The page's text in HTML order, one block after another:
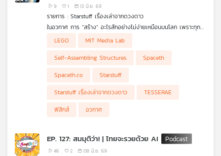
9 1 13 มิ.ย. 69
รายการ : Starstuff เรื่องเล่าจากดวงดาว
ในอวกาศ การ “สร้าง” อะไรสักอย่างไม่ง่ายเหมือนบนโลก เพราะทุก
ค่อยกางออกในที่ที่ไม่มีใครเอาประแจขึ้นไปช่วยขันได้ง่าย ๆ แต่ถ้า
โครงสร้างในอวกาศ “ประกอบตัวเอง” ได้ล่ะ
ตอนนี้ชวนคุยเรื่อง Self-Assembling Structures หรือโครงสร้างที่
สามารถจัดเรียงและประกอบตัวเองในอวกาศ หนึ่งในแนวคิดที่น่าสนใจ
คือ TESSERAE จาก MIT Media Lab ที่ทดลองให้ชิ้นส่วนรูปทรง
เรขาคณิตลอยเข้าหากัน และประกอบเป็นโครงสร้างขนาดใหญ่ได้เอง
และการออกแบบเป็นคนทำงานแทน
LEGO
MIT Media Lab
Self-Assembling Structures
Spaceth
Spaceth.co
Starstuff
Starstuff เรื่องเล่าจากดวงดาว
TESSERAE
ฟิสิกส์
อวกาศ
EP. 127: สมมุติว่า! | ไทยจะรวยด้วย AI
46 2 08 มิ.ย. 69